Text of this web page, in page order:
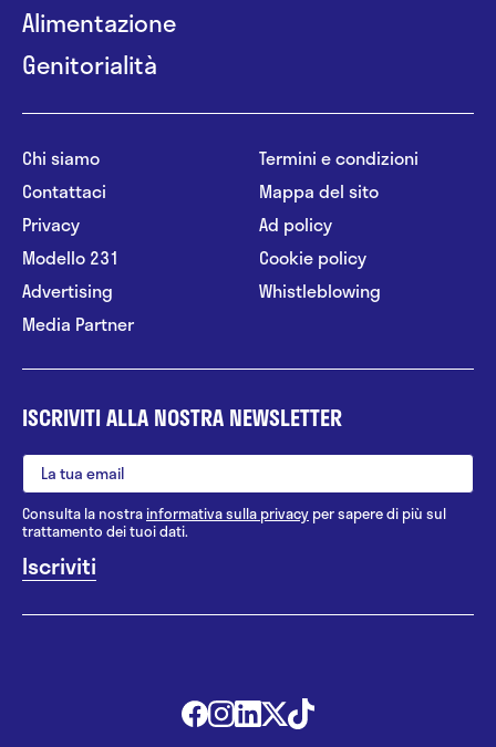
Alimentazione
Genitorialità
Chi siamo
Contattaci
Privacy
Modello 231
Advertising
Media Partner
Termini e condizioni
Mappa del sito
Ad policy
Cookie policy
Whistleblowing
ISCRIVITI ALLA NOSTRA NEWSLETTER
Consulta la nostrainformativa sulla privacy per sapere di più sul
trattamento dei tuoi dati.